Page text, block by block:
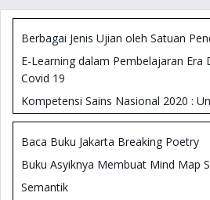
Berbagai Jenis Ujian oleh Satuan
E-Learning dalam Pembelajaran Era
Covid 19
Kompetensi Sains Nasional 2020 :
Membangun Literasi Sains
Teknis Analisis Manajemen Kepala
SWOT
Formulir Penilaian Kinerja Kepala
Baca Buku Jakarta Breaking Poetry
Buku Asyiknya Membuat Mind Map
Semantik